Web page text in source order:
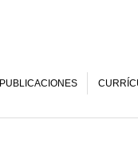
PUBLICACIONES